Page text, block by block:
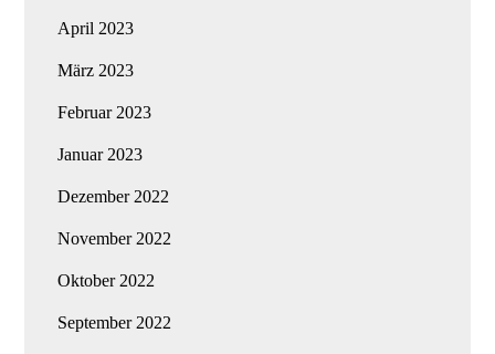
April 2023
März 2023
Februar 2023
Januar 2023
Dezember 2022
November 2022
Oktober 2022
September 2022